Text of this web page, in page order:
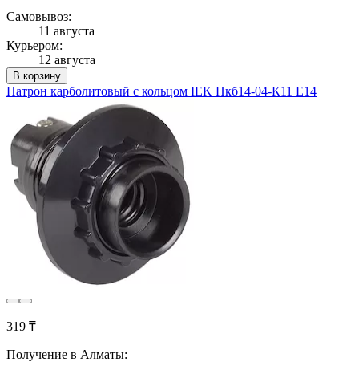
Самовывоз:
11 августа
Курьером:
12 августа
В корзину
Патрон карболитовый с кольцом IEK Пкб14-04-К11 Е14
319 ₸
Получение в Алматы: